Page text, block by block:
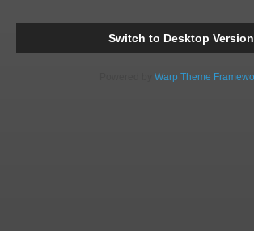
Switch to Desktop Version
Warp Theme